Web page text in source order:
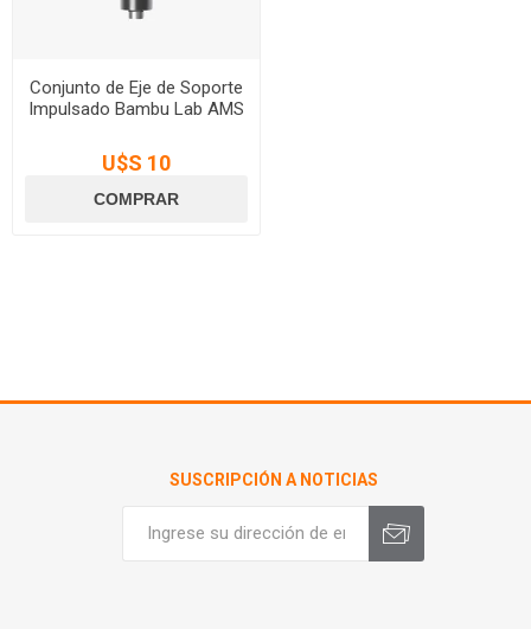
Conjunto de Eje de Soporte
Impulsado Bambu Lab AMS
U$S 10
SUSCRIPCIÓN A NOTICIAS